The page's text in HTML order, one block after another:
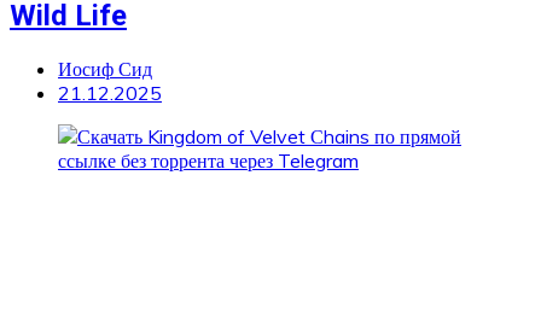
Wild Life
Иосиф Сид
21.12.2025